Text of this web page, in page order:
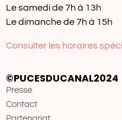
Le samedi de 7h à 13h
Le dimanche de 7h à 15h
Consulter les horaires
©PUCESDUCANAL2024
Presse
Contact